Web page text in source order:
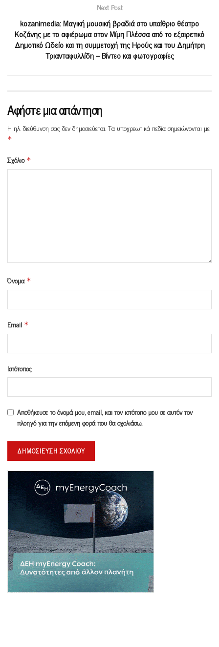
Next Post
kozanimedia: Μαγική μουσική βραδιά στο υπαίθριο θέατρο
Κοζάνης με το αφιέρωμα στον Μίμη Πλέσσα από το εξαιρετικό
Δημοτικό Ωδείο και τη συμμετοχή της Ηρούς και του Δημήτρη
Τριανταφυλλίδη – Βίντεο και φωτογραφίες
Αφήστε μια απάντηση
Η ηλ. διεύθυνση σας δεν δημοσιεύεται.Τα υποχρεωτικά πεδία σημειώνονται με
*
Σχόλιο *
Όνομα *
Email *
Ιστότοπος
Αποθήκευσε το όνομά μου, email, και τον ιστότοπο μου σε αυτόν τον
πλοηγό για την επόμενη φορά που θα σχολιάσω.